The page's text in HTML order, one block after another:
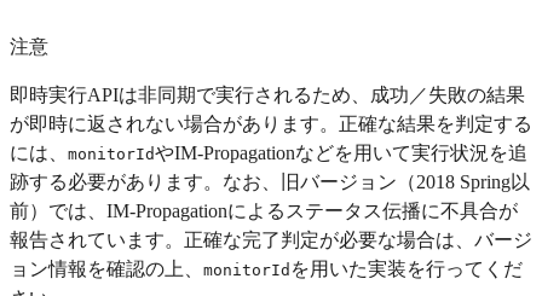
注意
即時実行APIは非同期で実行されるため、成功／失敗の結果
が即時に返されない場合があります。正確な結果を判定する
には、 monitorIdやIM-Propagationなどを用いて実行状況を追
跡する必要があります。なお、旧バージョン（2018 Spring以
前）では、IM-Propagationによるステータス伝播に不具合が
報告されています。正確な完了判定が必要な場合は、バージ
ョン情報を確認の上、 monitorId を用いた実装を行ってくだ